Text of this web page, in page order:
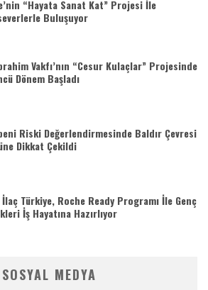
“Hayata Sanat Kat” Projesi İle
Buluşuyor
Vakfı’nın “Cesur Kulaçlar” Projesinde
Dönem Başladı
Riski Değerlendirmesinde Baldır Çevresi
Dikkat Çekildi
Türkiye, Roche Ready Programı İle Genç
İş Hayatına Hazırlıyor
SOSYAL MEDYA